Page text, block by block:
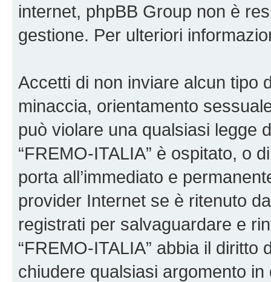
internet, phpBB Group non è
gestione. Per ulteriori
Accetti di non inviare alcun tipo
minaccia, orientamento
può violare una qualsiasi legge
“FREMO-ITALIA” è ospitato, o
porta all’immediato e
provider Internet se è ritenuto
registrati per salvaguardare e
“FREMO-ITALIA” abbia il
chiudere qualsiasi argomento